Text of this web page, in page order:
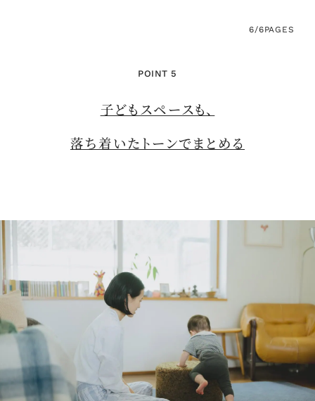
6/6PAGES
POINT 5
子どもスペースも、
落ち着いたトーンでまとめる